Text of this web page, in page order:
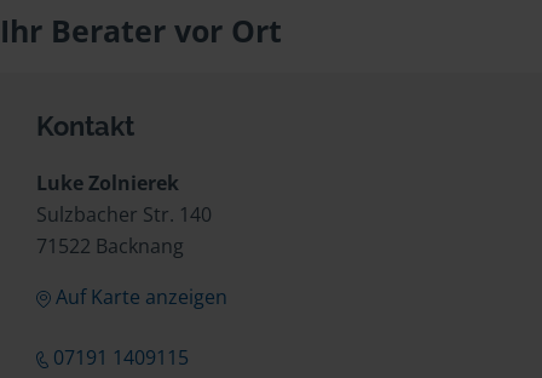
Ihr Berater vor Ort
Kontakt
Luke Zolnierek
Sulzbacher Str. 140
71522 Backnang
Auf Karte anzeigen
07191 1409115